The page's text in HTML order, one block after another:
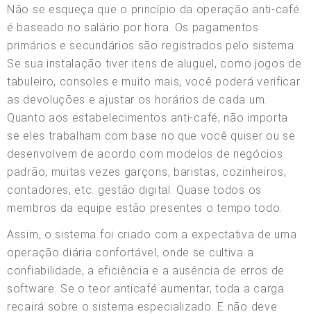
Não se esqueça que o princípio da operação anti-café
é baseado no salário por hora. Os pagamentos
primários e secundários são registrados pelo sistema.
Se sua instalação tiver itens de aluguel, como jogos de
tabuleiro, consoles e muito mais, você poderá verificar
as devoluções e ajustar os horários de cada um.
Quanto aos estabelecimentos anti-café, não importa
se eles trabalham com base no que você quiser ou se
desenvolvem de acordo com modelos de negócios
padrão, muitas vezes garçons, baristas, cozinheiros,
contadores, etc. gestão digital. Quase todos os
membros da equipe estão presentes o tempo todo.
Assim, o sistema foi criado com a expectativa de uma
operação diária confortável, onde se cultiva a
confiabilidade, a eficiência e a ausência de erros de
software. Se o teor anticafé aumentar, toda a carga
recairá sobre o sistema especializado. E não deve